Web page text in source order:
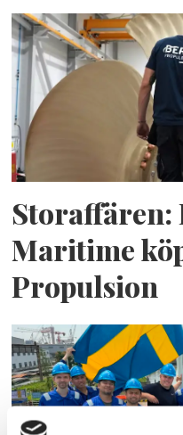
Storaffären:
Maritime
Propulsion